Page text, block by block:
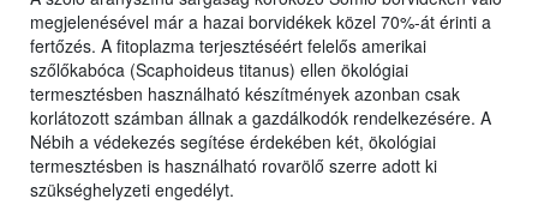
megjelenésével már a hazai borvidékek közel 70%-át érinti a
fertőzés. A fitoplazma terjesztéséért felelős amerikai
szőlőkabóca (Scaphoideus titanus) ellen ökológiai
termesztésben használható készítmények azonban csak
korlátozott számban állnak a gazdálkodók rendelkezésére. A
Nébih a védekezés segítése érdekében két, ökológiai
termesztésben is használható rovarölő szerre adott ki
szükséghelyzeti engedélyt.